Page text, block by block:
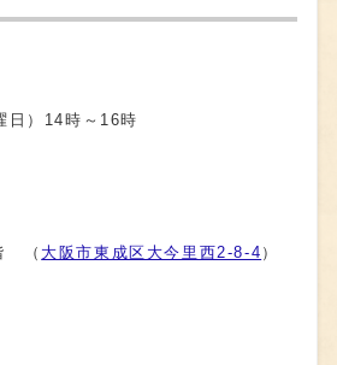
日）14時～16時
（ 大阪市東成区大今里西2-8-4 ）